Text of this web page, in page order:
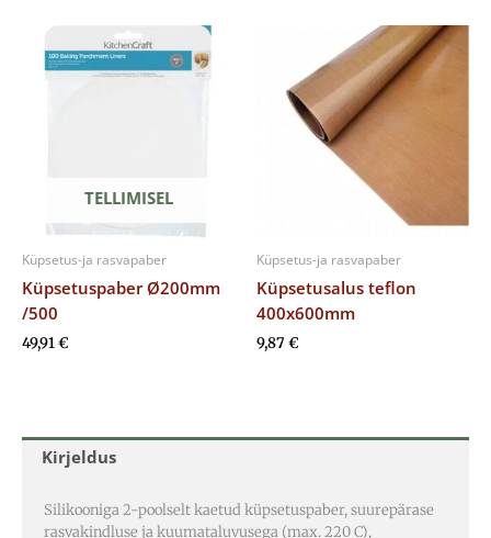
Kirjeldus
Silikooniga 2-poolselt kaetud küpsetuspaber, suurepärase
rasvakindluse ja kuumataluvusega (max. 220 C),
TELLIMISEL
Küpsetus-ja rasvapaber
Küpsetuspaber Ø200mm
/500
49,91€
Küpsetus-ja rasvapaber
Küpsetusalus teflon
400x600mm
9,87€